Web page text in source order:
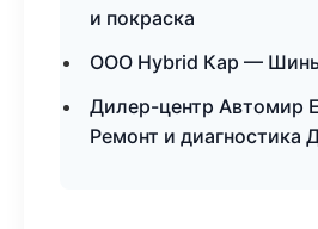
и покраска
ООО Hybrid Кар —
Дилер-центр Автомир
Ремонт и диагностика